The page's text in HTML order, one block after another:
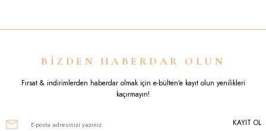
Ürün resmi kalitesiz, bozuk veya görüntülenemiyor.
Ürün açıklamasında eksik bilgiler bulunuyor.
Ürün fiyatı diğer sitelerden daha pahalı.
BİZDEN HABERDAR OLUN
Fırsat & indirimlerden haberdar olmak için e-bülten’e kayıt olun yenilikleri
kaçırmayın!
KAYIT OL